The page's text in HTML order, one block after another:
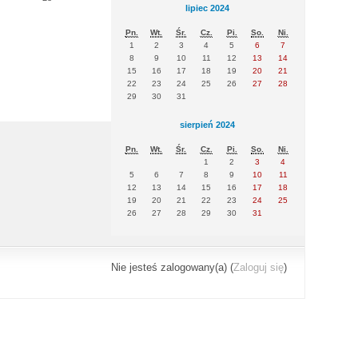
lipiec 2024
Pn. Wt. Śr. Cz. Pi. So.
Ni.
1
2 3 4 5 6
7
8
9 10 11 12 13
14
15
16 17 18 19 20
21
22
23 24 25 26 27
28
29
30 31
sierpień 2024
Pn. Wt. Śr. Cz. Pi. So.
Ni.
1
2 3
4
5
6 7 8 9 10
11
12
13 14 15 16 17
18
19
20 21 22 23 24
25
26
27 28 29 30 31
Nie jesteś zalogowany(a) (Zaloguj się)